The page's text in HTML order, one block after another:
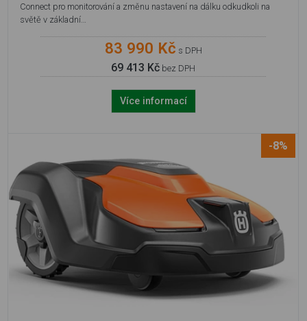
Connect pro monitorování a změnu nastavení na dálku odkudkoli na
světě v základní…
83 990 Kč s DPH
69 413 Kč bez DPH
Více informací
-8%